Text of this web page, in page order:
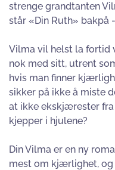
strenge grandtanten
står «Din Ruth» bakpå
Vilma vil helst la fortid
nok med sitt, utrent
hvis man finner
sikker på ikke å miste
at ikke ekskjærester
kjepper i hjulene?
Din Vilma er en ny
mest om kjærlighet,